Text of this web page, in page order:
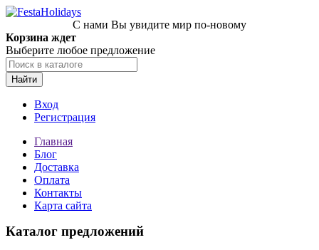
С нами Вы увидите мир по-новому
Корзина ждет
Выберите любое предложение
Найти
Вход
Регистрация
Главная
Блог
Доставка
Оплата
Контакты
Карта сайта
Каталог предложений